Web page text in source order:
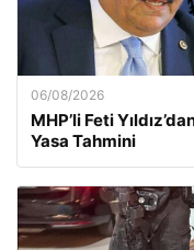
06/08/2026
MHP’li Feti
Yasa Tahmini